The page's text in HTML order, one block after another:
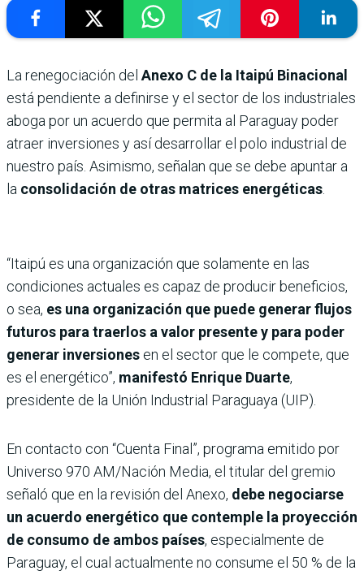
La renegociación del Anexo C de la Itaipú Binacional
está pendiente a definirse y el sector de los industriales
aboga por un acuerdo que permita al Paraguay poder
atraer inversiones y así desarrollar el polo industrial de
nuestro país. Asimismo, señalan que se debe apuntar a
la consolidación de otras matrices energéticas
“Itaipú es una organización que solamente en las
condiciones actuales es capaz de producir beneficios,
o sea, es una organización que puede generar flujos
futuros para traerlos a valor presente y para poder
generar inversiones en el sector que le compete, que
es el energético”, manifestó Enrique Duarte,
presidente de la Unión Industrial Paraguaya (UIP).
En contacto con “Cuenta Final”, programa emitido por
Universo 970 AM/Nación Media, el titular del gremio
señaló que en la revisión del Anexo, debe negociarse
un acuerdo energético que contemple la proyección
de consumo de ambos países, especialmente de
Paraguay, el cual actualmente no consume el 50 % de la